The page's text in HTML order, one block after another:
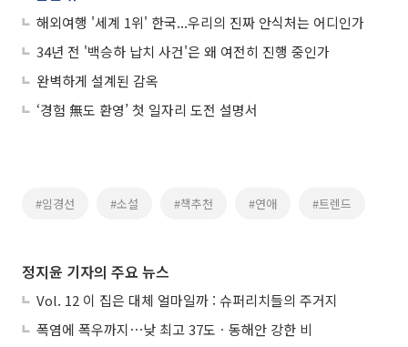
해외여행 '세계 1위' 한국...우리의 진짜 안식처는 어디인가
34년 전 '백승하 납치 사건'은 왜 여전히 진행 중인가
완벽하게 설계된 감옥
‘경험 無도 환영’ 첫 일자리 도전 설명서
#임경선 #소설 #책추천 #연애 #트렌드
정지윤 기자의 주요 뉴스
Vol. 12 이 집은 대체 얼마일까 : 슈퍼리치들의 주거지
폭염에 폭우까지⋯낮 최고 37도ㆍ동해안 강한 비